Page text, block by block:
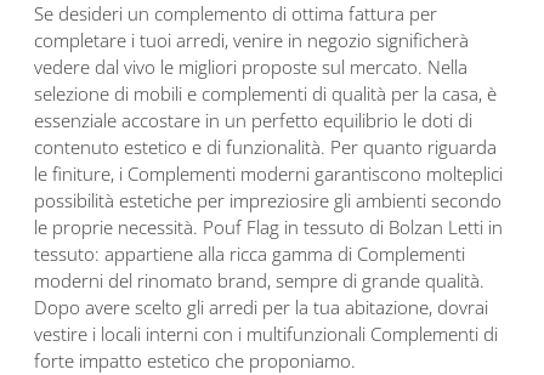
Se desideri un complemento di ottima fattura per
completare i tuoi arredi, venire in negozio significherà
vedere dal vivo le migliori proposte sul mercato. Nella
selezione di mobili e complementi di qualità per la casa, è
essenziale accostare in un perfetto equilibrio le doti di
contenuto estetico e di funzionalità. Per quanto riguarda
le finiture, i Complementi moderni garantiscono molteplici
possibilità estetiche per impreziosire gli ambienti secondo
le proprie necessità. Pouf Flag in tessuto di Bolzan Letti in
tessuto: appartiene alla ricca gamma di Complementi
moderni del rinomato brand, sempre di grande qualità.
Dopo avere scelto gli arredi per la tua abitazione, dovrai
vestire i locali interni con i multifunzionali Complementi di
forte impatto estetico che proponiamo.